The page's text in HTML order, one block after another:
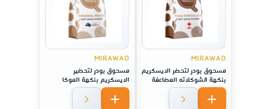
MIRAWAD
مسحوق بودر لتحضر الايسكريم
بنكهة الشوكلاته المضاعفة
MIRAWAD
مسحوق بودر لتحضير
الايسكريم بنكهة الموكا